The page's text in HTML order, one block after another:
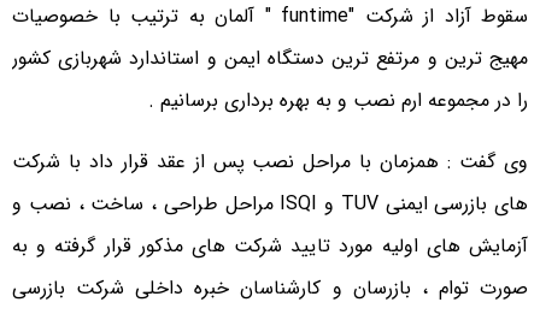
سقوط آزاد از شرکت "funtime " آلمان به ترتیب با خصوصیات
مهیج ترین و مرتفع ترین دستگاه ایمن و استاندارد شهربازی کشور
را در مجموعه ارم نصب و به بهره برداری برسانیم .
وی گفت : همزمان با مراحل نصب پس از عقد قرار داد با شرکت
های بازرسی ایمنی TUV و ISQI مراحل طراحی ، ساخت ، نصب و
آزمایش های اولیه مورد تایید شرکت های مذکور قرار گرفته و به
صورت توام ، بازرسان و کارشناسان خبره داخلی شرکت بازرسی